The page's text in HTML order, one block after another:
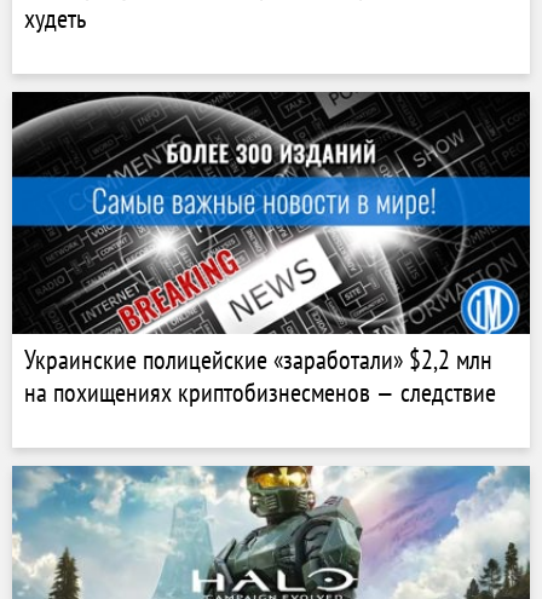
худеть
Украинские полицейские «заработали» $2,2 млн
на похищениях криптобизнесменов — следствие